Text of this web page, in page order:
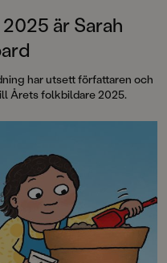
är Sarah
har utsett författaren och
Årets folkbildare 2025.